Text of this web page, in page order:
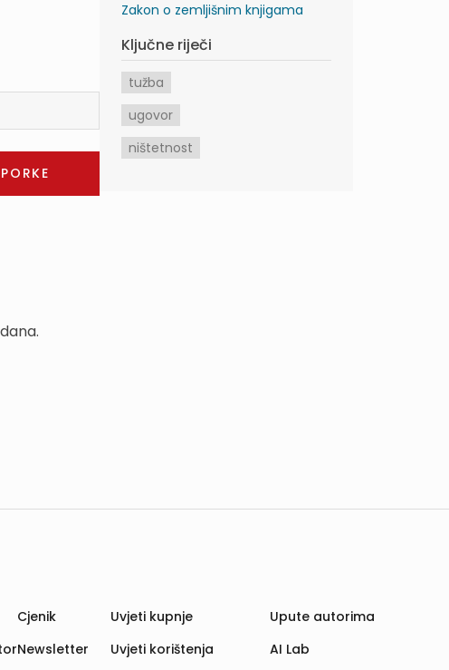
Zakon o zemljišnim knjigama
Ključne riječi
tužba
ugovor
ništetnost
Cjenik
Newsletter
Uvjeti kupnje
Uvjeti korištenja
Upute autorima
AI Lab